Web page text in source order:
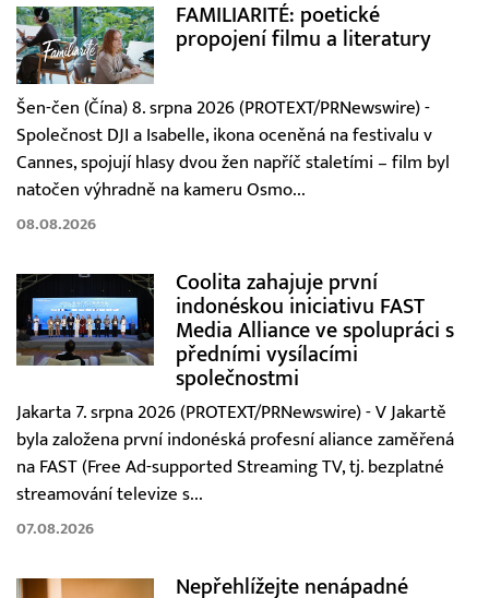
FAMILIARITÉ: poetické
propojení filmu a literatury
Šen-čen (Čína) 8. srpna 2026 (PROTEXT/PRNewswire) -
Společnost DJI a Isabelle, ikona oceněná na festivalu v
Cannes, spojují hlasy dvou žen napříč staletími – film byl
natočen výhradně na kameru Osmo...
08.08.2026
Coolita zahajuje první
indonéskou iniciativu FAST
Media Alliance ve spolupráci s
předními vysílacími
společnostmi
Jakarta 7. srpna 2026 (PROTEXT/PRNewswire) - V Jakartě
byla založena první indonéská profesní aliance zaměřená
na FAST (Free Ad-supported Streaming TV, tj. bezplatné
streamování televize s...
07.08.2026
Nepřehlížejte nenápadné